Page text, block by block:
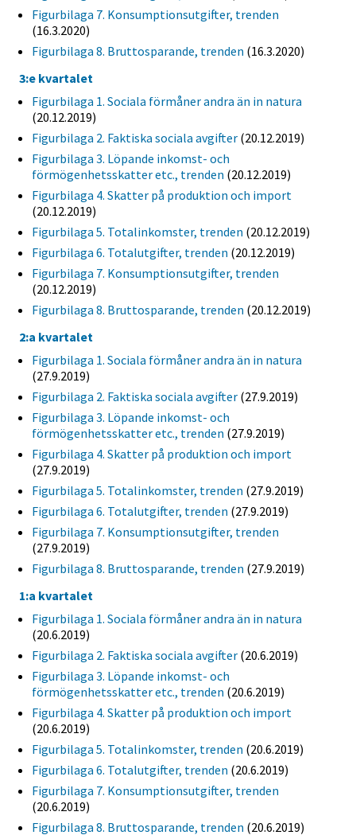
Figurbilaga 7. Konsumptionsutgifter, trenden
(16.3.2020)
Figurbilaga 8. Bruttosparande, trenden (16.3.2020)
3:e kvartalet
Figurbilaga 1. Sociala förmåner andra än in natura
(20.12.2019)
Figurbilaga 2. Faktiska sociala avgifter (20.12.2019)
Figurbilaga 3. Löpande inkomst- och
förmögenhetsskatter etc., trenden (20.12.2019)
Figurbilaga 4. Skatter på produktion och import
(20.12.2019)
Figurbilaga 5. Totalinkomster, trenden (20.12.2019)
Figurbilaga 6. Totalutgifter, trenden (20.12.2019)
Figurbilaga 7. Konsumptionsutgifter, trenden
(20.12.2019)
Figurbilaga 8. Bruttosparande, trenden (20.12.2019)
2:a kvartalet
Figurbilaga 1. Sociala förmåner andra än in natura
(27.9.2019)
Figurbilaga 2. Faktiska sociala avgifter (27.9.2019)
Figurbilaga 3. Löpande inkomst- och
förmögenhetsskatter etc., trenden (27.9.2019)
Figurbilaga 4. Skatter på produktion och import
(27.9.2019)
Figurbilaga 5. Totalinkomster, trenden (27.9.2019)
Figurbilaga 6. Totalutgifter, trenden (27.9.2019)
Figurbilaga 7. Konsumptionsutgifter, trenden
(27.9.2019)
Figurbilaga 8. Bruttosparande, trenden (27.9.2019)
1:a kvartalet
Figurbilaga 1. Sociala förmåner andra än in natura
(20.6.2019)
Figurbilaga 2. Faktiska sociala avgifter (20.6.2019)
Figurbilaga 3. Löpande inkomst- och
förmögenhetsskatter etc., trenden (20.6.2019)
Figurbilaga 4. Skatter på produktion och import
(20.6.2019)
Figurbilaga 5. Totalinkomster, trenden (20.6.2019)
Figurbilaga 6. Totalutgifter, trenden (20.6.2019)
Figurbilaga 7. Konsumptionsutgifter, trenden
(20.6.2019)
Figurbilaga 8. Bruttosparande, trenden (20.6.2019)